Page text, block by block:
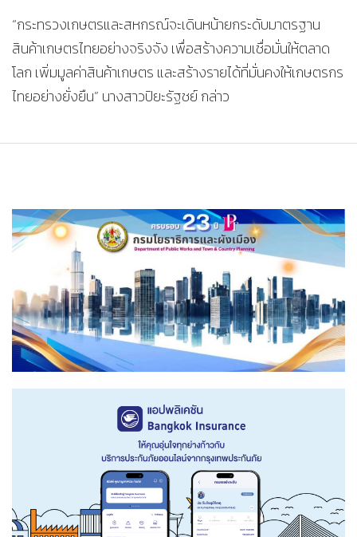
“กระทรวงเกษตรและสหกรณ์จะเดินหน้ายกระดับมาตรฐาน
สินค้าเกษตรไทยอย่างจริงจัง เพื่อสร้างความเชื่อมั่นให้ตลาด
โลก เพิ่มมูลค่าสินค้าเกษตร และสร้างรายได้ที่มั่นคงให้เกษตรกร
ไทยอย่างยั่งยืน” นางสาวปิยะรัฐชย์ กล่าว